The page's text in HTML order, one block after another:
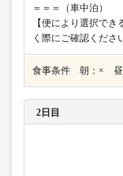
＝＝＝（車中泊）
【便により選択で
く際にご確認くださ
食事条件 朝：×
2日目